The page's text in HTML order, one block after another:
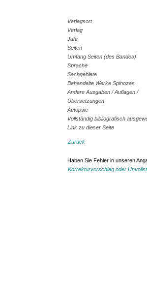
Verlagsort
Verlag
Jahr
Seiten
Umfang Seiten (des Bandes)
Sprache
Sachgebiete
Behandelte Werke Spinozas
Andere Ausgaben / Auflagen /
Übersetzungen
Autopsie
Vollständig bibliografisch
Link zu dieser Seite
Zurück
Haben Sie Fehler in unseren
Korrekturvorschlag oder